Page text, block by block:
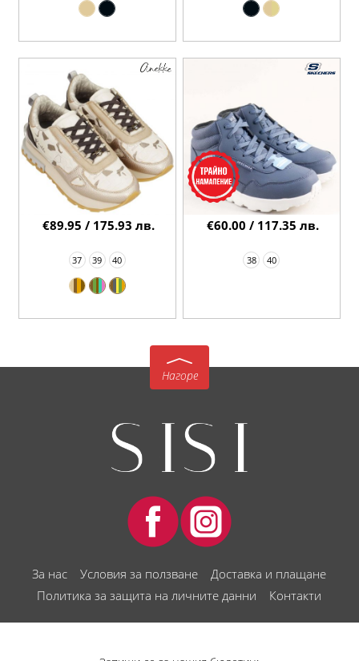
37 39 40
€89.95 / 175.93 лв.
38 40
€60.00 / 117.35 лв.
Нагоре
За нас Условия за ползване
Доставка и плащане
Политика за защита на личните данни
Контакти